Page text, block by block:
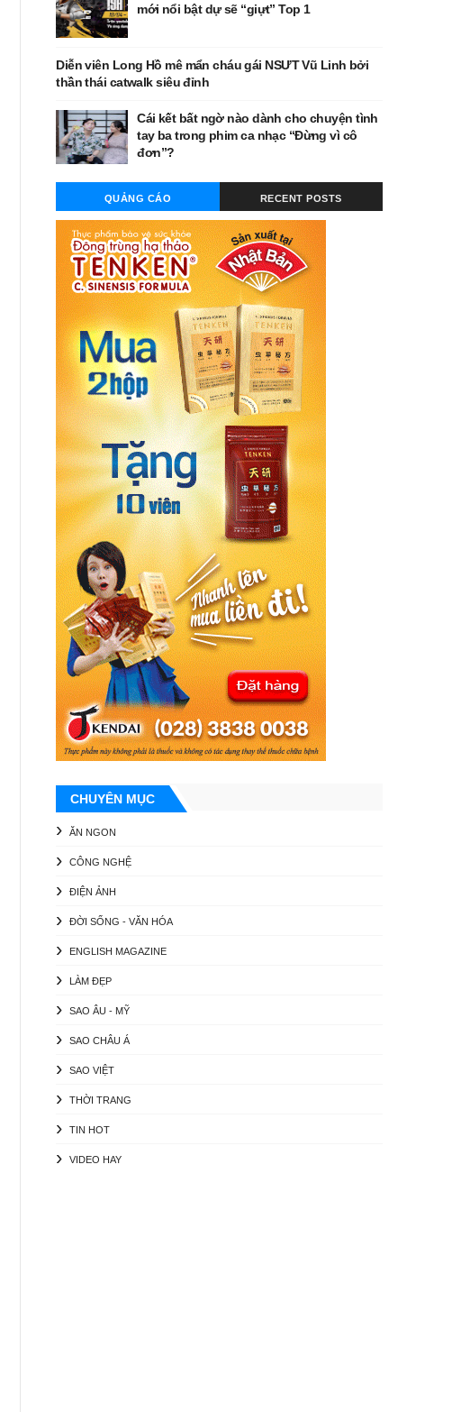
mới nổi bật dự sẽ “giựt” Top 1
Diễn viên Long Hồ mê mẩn cháu gái NSƯT Vũ Linh bởi
thần thái catwalk siêu đỉnh
Cái kết bất ngờ nào dành cho chuyện tình
tay ba trong phim ca nhạc “Đừng vì cô
đơn”?
QUẢNG CÁO RECENT POSTS
CHUYÊN MỤC
ĂN NGON
CÔNG NGHỆ
ĐIỆN ẢNH
ĐỜI SỐNG - VĂN HÓA
ENGLISH MAGAZINE
LÀM ĐẸP
SAO ÂU - MỸ
SAO CHÂU Á
SAO VIỆT
THỜI TRANG
TIN HOT
VIDEO HAY